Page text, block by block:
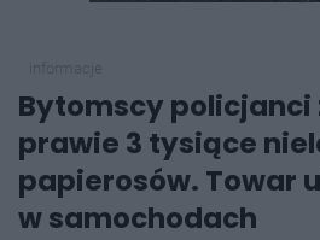
Bytomscy policjanci
prawie 3 tysiące
papierosów. Towar
w samochodach